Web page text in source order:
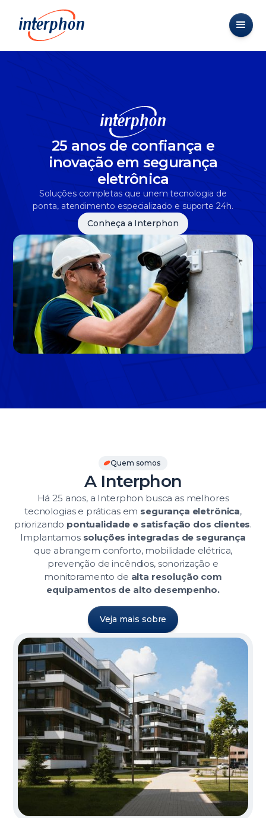
25 anos de confiança e
inovação em segurança
eletrônica
Soluções completas que unem tecnologia de
ponta, atendimento especializado e suporte 24h.
Conheça a Interphon
Quem somos
A Interphon
Há 25 anos, a Interphon busca as melhores
tecnologias e práticas em segurança eletrônica,
priorizando pontualidade e satisfação dos clientes.
Implantamos soluções integradas de segurança
que abrangem conforto, mobilidade elétrica,
prevenção de incêndios, sonorização e
monitoramento de alta resolução com
equipamentos de alto desempenho.
Veja mais sobre